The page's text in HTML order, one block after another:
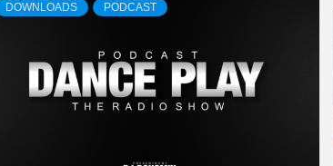
DOWNLOADS PODCAST